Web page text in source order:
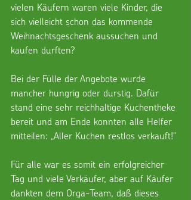
vielen Käufern waren viele Kinder, die
sich vielleicht schon das kommende
Weihnachtsgeschenk aussuchen und
kaufen durften?
Bei der Fülle der Angebote wurde
mancher hungrig oder durstig. Dafür
stand eine sehr reichhaltige Kuchentheke
bereit und am Ende konnten alle Helfer
mitteilen: „Aller Kuchen restlos verkauft!“
Für alle war es somit ein erfolgreicher
Tag und viele Verkäufer, aber auf Käufer
dankten dem Orga-Team, daß dieses